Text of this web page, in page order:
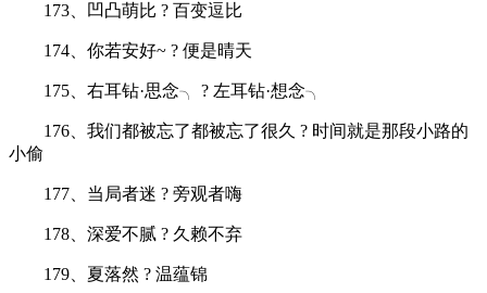
173、凹凸萌比 ? 百变逗比
174、你若安好~ ? 便是晴天
175、右耳钻·思念╮ ? 左耳钻·想念╮
176、我们都被忘了都被忘了很久 ? 时间就是那段小路的
小偷
177、当局者迷 ? 旁观者嗨
178、深爱不腻 ? 久赖不弃
179、夏落然 ? 温蕴锦